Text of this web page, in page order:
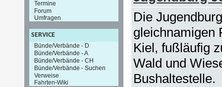
Termine
Forum
Umfragen
SERVICE
Bünde/Verbände - D
Bünde/Verbände - A
Bünde/Verbände - CH
Bünde/Verbände - Suchen
Verweise
Fahrten-Wiki
Die
gleichnamigen
Kiel, fußläufig
Wald und
Bushaltestelle.